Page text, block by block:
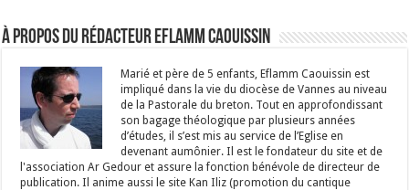
À propos du rédacteur Eflamm Caouissin
Marié et père de 5 enfants, Eflamm Caouissin est
impliqué dans la vie du diocèse de Vannes au niveau
de la Pastorale du breton. Tout en approfondissant
son bagage théologique par plusieurs années
d’études, il s’est mis au service de l’Eglise en
devenant aumônier. Il est le fondateur du site et de
l'association Ar Gedour et assure la fonction bénévole de directeur de
publication. Il anime aussi le site Kan Iliz (promotion du cantique